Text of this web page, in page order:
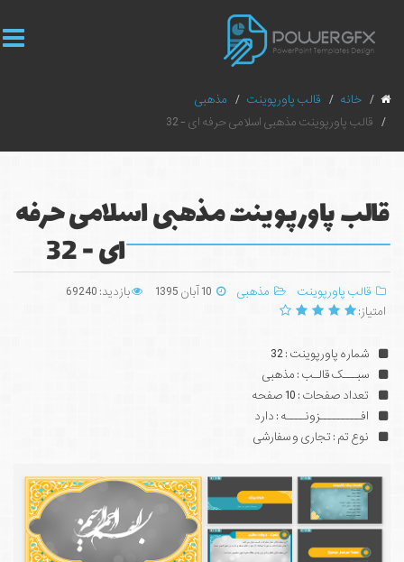
خانه قالب پاورپوینت
مذهبی
قالب پاورپوینت مذهبی اسلامی حرفه ای - 32
قالب پاورپوینت مذهبی اسلامی حرفه
ای - 32
قالب پاورپوینت مذهبی 10 آبان 1395
بازدید: 69240
امتیاز:
شماره پاورپوینت : 32
سبـــک قالـب : مذهبی
تعداد صفحات : 10 صفحه
افـــــــــزونــــه : دارد
نوع تم : تجاری و سفارشی